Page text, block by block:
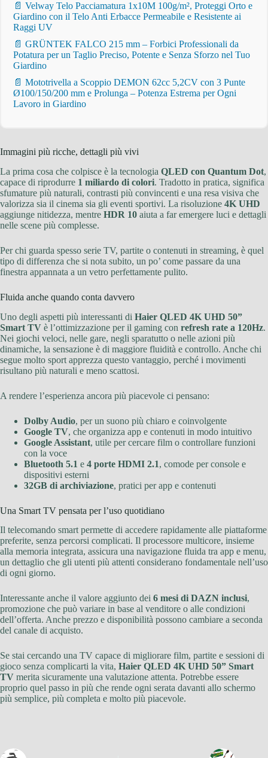
📄 Velway Telo Pacciamatura 1x10M 100g/m², Proteggi Orto e
Giardino con il Telo Anti Erbacce Permeabile e Resistente ai
Raggi UV
📄 GRÜNTEK FALCO 215 mm – Forbici Professionali da
Potatura per un Taglio Preciso, Potente e Senza Sforzo nel Tuo
Giardino
📄 Mototrivella a Scoppio DEMON 62cc 5,2CV con 3 Punte
Ø100/150/200 mm e Prolunga – Potenza Estrema per Ogni
Lavoro in Giardino
Immagini più ricche, dettagli più vivi
La prima cosa che colpisce è la tecnologia QLED con Quantum Dot,
capace di riprodurre 1 miliardo di colori. Tradotto in pratica, significa
sfumature più naturali, contrasti più convincenti e una resa visiva che
valorizza sia il cinema sia gli eventi sportivi. La risoluzione 4K UHD
aggiunge nitidezza, mentre HDR 10 aiuta a far emergere luci e dettagli
nelle scene più complesse.
Per chi guarda spesso serie TV, partite o contenuti in streaming, è quel
tipo di differenza che si nota subito, un po’ come passare da una
finestra appannata a un vetro perfettamente pulito.
Fluida anche quando conta davvero
Uno degli aspetti più interessanti di Haier QLED 4K UHD 50”
Smart TV è l’ottimizzazione per il gaming con refresh rate a 120Hz.
Nei giochi veloci, nelle gare, negli sparatutto o nelle azioni più
dinamiche, la sensazione è di maggiore fluidità e controllo. Anche chi
segue molto sport apprezza questo vantaggio, perché i movimenti
risultano più naturali e meno scattosi.
A rendere l’esperienza ancora più piacevole ci pensano:
Dolby Audio, per un suono più chiaro e coinvolgente
Google TV, che organizza app e contenuti in modo intuitivo
Google Assistant, utile per cercare film o controllare funzioni
con la voce
Bluetooth 5.1 e 4 porte HDMI 2.1, comode per console e
dispositivi esterni
32GB di archiviazione, pratici per app e contenuti
Una Smart TV pensata per l’uso quotidiano
Il telecomando smart permette di accedere rapidamente alle piattaforme
preferite, senza percorsi complicati. Il processore multicore, insieme
alla memoria integrata, assicura una navigazione fluida tra app e menu,
un dettaglio che gli utenti più attenti considerano fondamentale nell’uso
di ogni giorno.
Interessante anche il valore aggiunto dei 6 mesi di DAZN inclusi,
promozione che può variare in base al venditore o alle condizioni
dell’offerta. Anche prezzo e disponibilità possono cambiare a seconda
del canale di acquisto.
Se stai cercando una TV capace di migliorare film, partite e sessioni di
gioco senza complicarti la vita, Haier QLED 4K UHD 50” Smart
TV merita sicuramente una valutazione attenta. Potrebbe essere
proprio quel passo in più che rende ogni serata davanti allo schermo
più semplice, più completa e molto più piacevole.